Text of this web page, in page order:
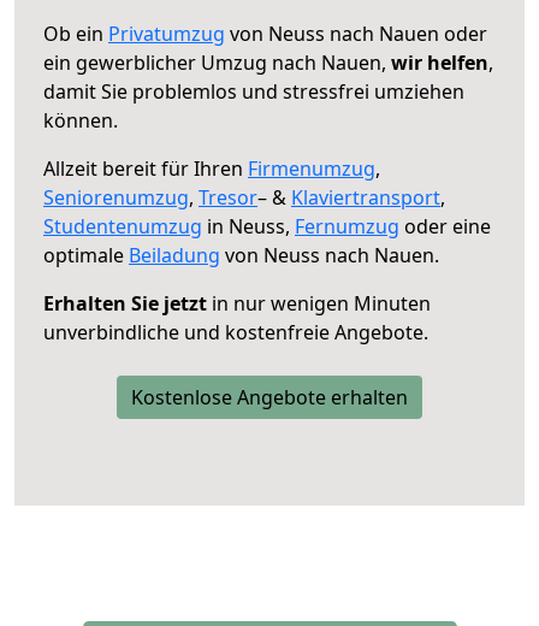
Ob ein Privatumzug von Neuss nach Nauen oder
ein gewerblicher Umzug nach Nauen, wir helfen,
damit Sie problemlos und stressfrei umziehen
können.
Allzeit bereit für Ihren Firmenumzug,
Seniorenumzug, Tresor– & Klaviertransport,
Studentenumzug in Neuss, Fernumzug oder eine
optimale Beiladung von Neuss nach Nauen.
Erhalten Sie jetzt in nur wenigen Minuten
unverbindliche und kostenfreie Angebote.
Kostenlose Angebote erhalten